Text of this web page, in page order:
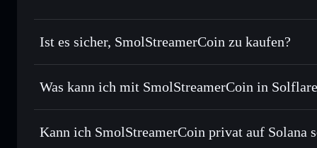
Ist es sicher, SmolStreamerCoin zu kaufen?
SmolStreamerCoin nicht
Was kann ich mit SmolStreamerCoin in
SmolStreamerCoin
Solflare-Wallet
Sofort tauschen– handle SMOL gegen SOL, USDC oder
Kann ich SmolStreamerCoin privat auf Solana